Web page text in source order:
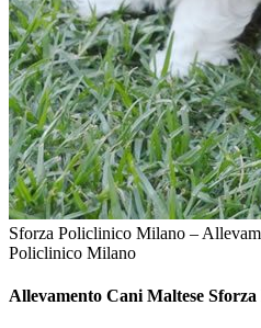
Sforza Policlinico Milano –
Policlinico Milano
Allevamento Cani Maltese